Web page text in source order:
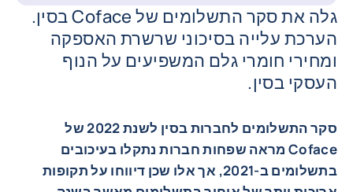
גלה את סקר התשלומים של Coface בסין.
הערכת עלייה בסיכוני שרשרת האספקה ​​
ומחירי חומרי גלם המשפיעים על הנוף
העסקי בסין.
סקר התשלומים לחברות בסין לשנת 2022 של
Coface מראה שפחות חברות נתקלו בעיכובים
בתשלומים ב-2021, אך אלו שכן דיווחו על תקופות